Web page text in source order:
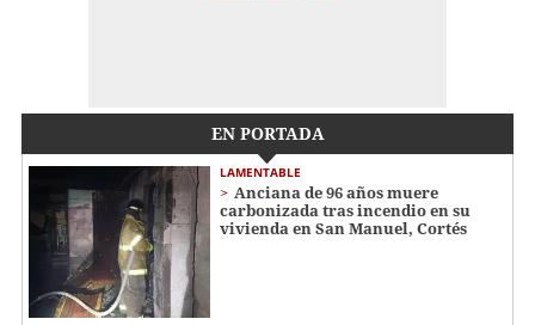
EN PORTADA
LAMENTABLE
Anciana de 96 años muere
carbonizada tras incendio en su
vivienda en San Manuel, Cortés